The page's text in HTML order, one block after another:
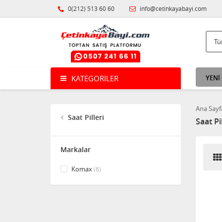
0(212) 513 60 60 info@cetinkayabayi.com
KATEGORILER YENİ
Saat Pilleri
Markalar
Komax(6)
Ana
Saat